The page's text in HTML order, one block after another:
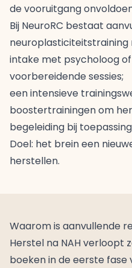
de vooruitgang
Bij NeuroRC bestaat
neuroplasticiteitstraining
intake met psycholoog
voorbereidende sessies;
een intensieve
boostertrainingen om
begeleiding bij
Doel: het brein een
herstellen.
Waarom is aanvullende
Herstel na NAH verloopt
boeken in de eerste